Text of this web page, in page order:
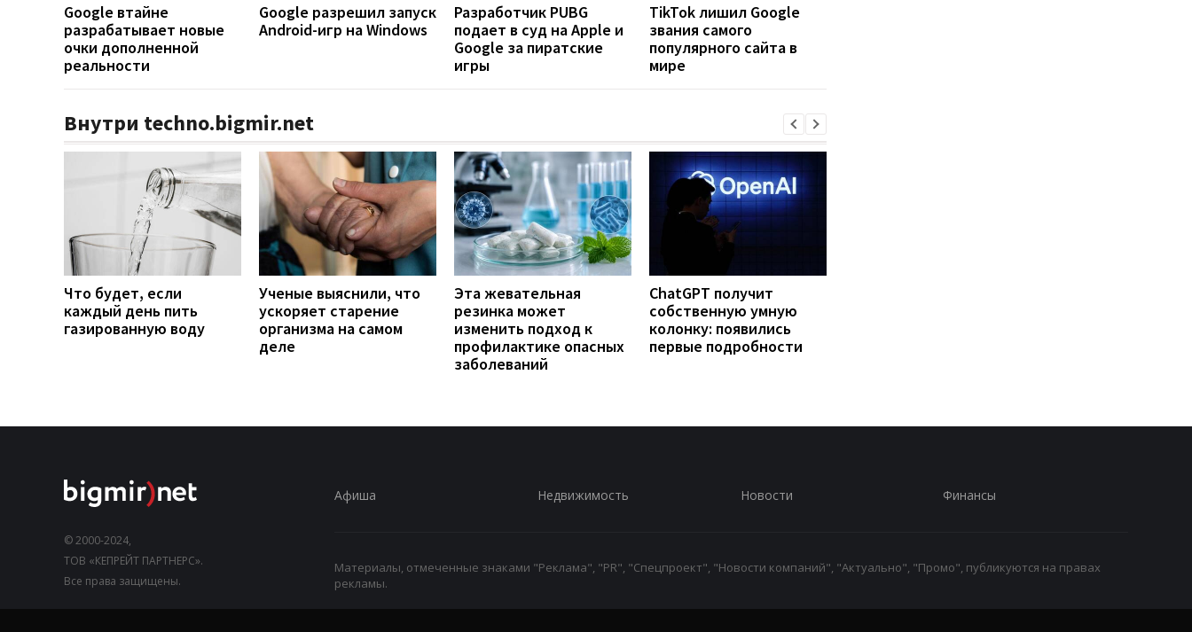
Google втайне
разрабатывает новые
очки дополненной
реальности
Google разрешил запуск
Android-игр на Windows
Разработчик PUBG
подает в суд на Apple и
Google за пиратские
игры
TikTok лишил Google
звания самого
популярного сайта в
мире
Внутри techno.bigmir.net
Что будет, если
каждый день пить
газированную воду
Ученые выяснили, что
ускоряет старение
организма на самом
деле
Эта жевательная
резинка может
изменить подход к
профилактике опасных
заболеваний
ChatGPT получит
собственную умную
колонку: появились
первые подробности
© 2000-2024,
ТОВ «КЕПРЕЙТ ПАРТНЕРС».
Все права защищены.
Афиша Недвижимость Новости Финансы
Материалы, отмеченные знаками "Реклама", "PR", "Спецпроект", "Новости компаний", "Актуально", "Промо", публикуются на правах
рекламы.